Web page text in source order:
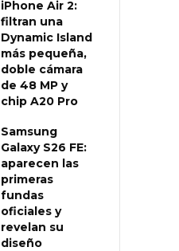
iPhone Air 2:
filtran una
Dynamic Island
más pequeña,
doble cámara
de 48 MP y
chip A20 Pro
Samsung
Galaxy S26 FE:
aparecen las
primeras
fundas
oficiales y
revelan su
diseño